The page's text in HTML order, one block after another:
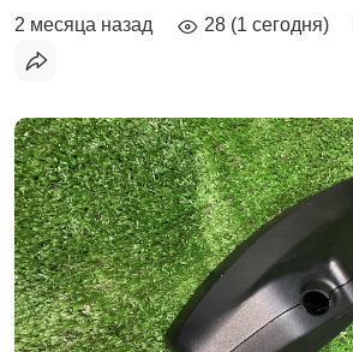
2 месяца назад 28 (1 сегодня)